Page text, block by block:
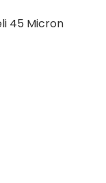
45 Micron